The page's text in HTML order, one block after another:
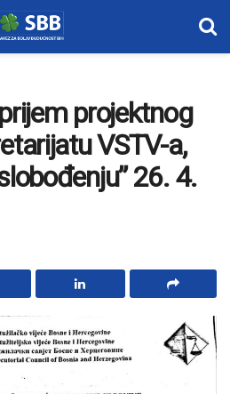
projektnog
VSTV-a,
26. 4.